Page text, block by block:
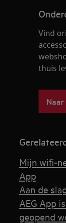
Vind
thuis
Naar
Mijn wifi-
App
Aan de
AEG App
geopend